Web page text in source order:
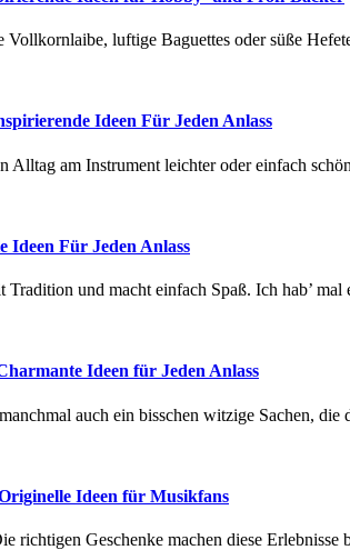
luftige Baguettes oder süße
Ideen Für Jeden Anlass
am Instrument leichter oder einfach
Ideen Für Jeden Anlass
und macht einfach Spaß. Ich hab’ mal
Ideen für Jeden Anlass
auch ein bisschen witzige Sachen,
Ideen für Musikfans
richtigen Geschenke machen diese Erlebnisse